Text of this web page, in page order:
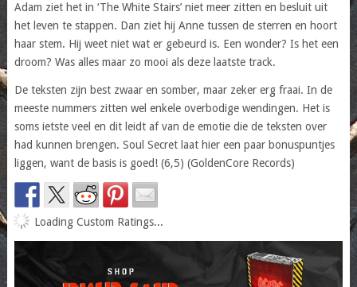
Adam ziet het in ‘The White Stairs’ niet meer zitten en besluit uit
het leven te stappen. Dan ziet hij Anne tussen de sterren en hoort
haar stem. Hij weet niet wat er gebeurd is. Een wonder? Is het een
droom? Was alles maar zo mooi als deze laatste track.
De teksten zijn best zwaar en somber, maar zeker erg fraai. In de
meeste nummers zitten wel enkele overbodige wendingen. Het is
soms ietste veel en dit leidt af van de emotie die de teksten over
had kunnen brengen. Soul Secret laat hier een paar bonuspuntjes
liggen, want de basis is goed! (6,5) (GoldenCore Records)
Loading Custom Ratings...